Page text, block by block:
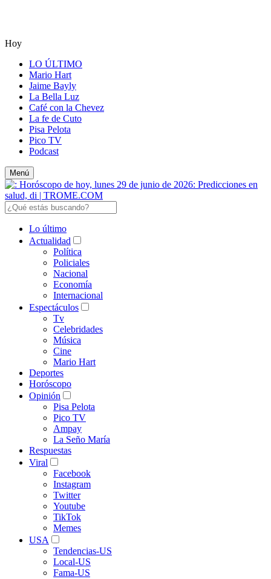
Hoy
LO ÚLTIMO
Mario Hart
Jaime Bayly
La Bella Luz
Café con la Chevez
La fe de Cuto
Pisa Pelota
Pico TV
Podcast
Menú
Lo último
Actualidad
Política
Policiales
Nacional
Economía
Internacional
Espectáculos
Tv
Celebridades
Música
Cine
Mario Hart
Deportes
Horóscopo
Opinión
Pisa Pelota
Pico TV
Ampay
La Seño María
Respuestas
Viral
Facebook
Instagram
Twitter
Youtube
TikTok
Memes
USA
Tendencias-US
Local-US
Fama-US